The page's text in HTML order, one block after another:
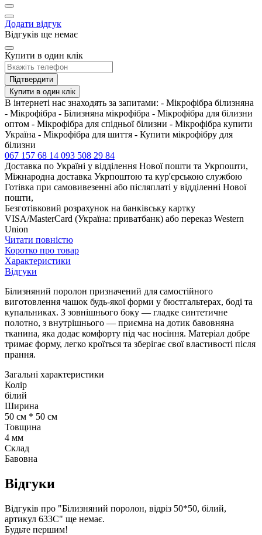
Додати відгук
Відгуків ще немає
Купити в один клік
Підтвердити
Купити в один клік
В інтернеті нас знаходять за запитами: - Мікрофібра білизняна
- Мікрофібра - Білизняна мікрофібра - Мікрофібра для білизни
оптом - Мікрофібра для спідньої білизни - Мікрофібра купити
Україна - Мікрофібра для шиття - Купити мікрофібру для
білизни
067 157 68 14 093 508 29 84
Доставка по Україні у відділення Нової пошти та Укрпошти,
Міжнародна доставка Укрпоштою та кур'єрською службою
Готівка при самовивезенні або післяплаті у відділенні Нової
пошти,
Безготівковий розрахунок на банківську картку
VISA/MasterCard (Україна: приватбанк) або переказ Western
Union
Читати повністю
Коротко про товар
Характеристики
Відгуки
Білизняний поролон призначений для самостійного
виготовлення чашок будь-якої форми у бюстгальтерах, боді та
купальниках. З зовнішнього боку — гладке синтетичне
полотно, з внутрішнього — приємна на дотик бавовняна
тканина, яка додає комфорту під час носіння. Матеріал добре
тримає форму, легко кроїться та зберігає свої властивості після
прання.
Загальні характеристики
Колір
білий
Ширина
50 см * 50 см
Товщина
4 мм
Склад
Бавовна
Відгуки
Відгуків про "Білизняний поролон, відріз 50*50, білий,
артикул 633С" ще немає.
Будьте першим!